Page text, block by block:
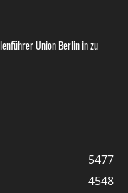
Union Berlin in zu
5477
4548